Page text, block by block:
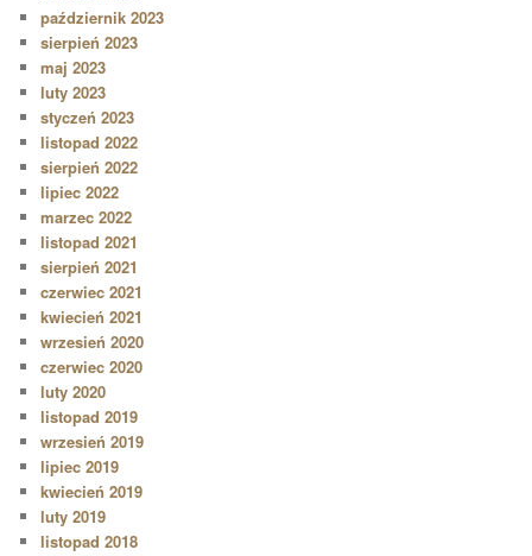
październik 2023
sierpień 2023
maj 2023
luty 2023
styczeń 2023
listopad 2022
sierpień 2022
lipiec 2022
marzec 2022
listopad 2021
sierpień 2021
czerwiec 2021
kwiecień 2021
wrzesień 2020
czerwiec 2020
luty 2020
listopad 2019
wrzesień 2019
lipiec 2019
kwiecień 2019
luty 2019
listopad 2018